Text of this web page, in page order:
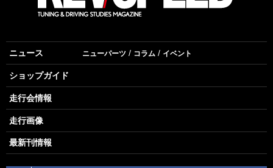
ニュース ニューパーツ コラム イベント
ショップガイド
走行会情報
走行画像
最新刊情報